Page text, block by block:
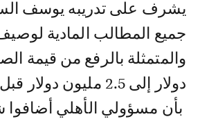
يشرف على تدريبه يوسف
جميع المطالب المادية
والمتمثلة بالرفع من قيمة
دولار إلى 2.5 مليون
بأن مسؤولي الأهلي أضافوا